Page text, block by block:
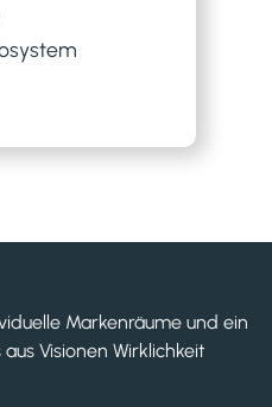
Markenräume und ein
Visionen Wirklichkeit